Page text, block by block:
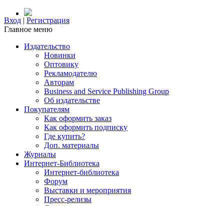
Вход | Регистрация
Главное меню
Издательство
Новинки
Оптовику
Рекламодателю
Авторам
Business and Service Publishing Group
Об издательстве
Покупателям
Как оформить заказ
Как оформить подписку
Где купить?
Доп. материалы
Журналы
Интернет-Библиотека
Интернет-библиотека
Форум
Выставки и мероприятия
Пресс-релизы